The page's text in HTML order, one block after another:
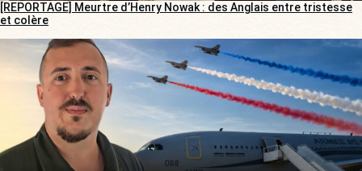
[REPORTAGE] Meurtre d’Henry Nowak : des Anglais entre tristesse
et colère